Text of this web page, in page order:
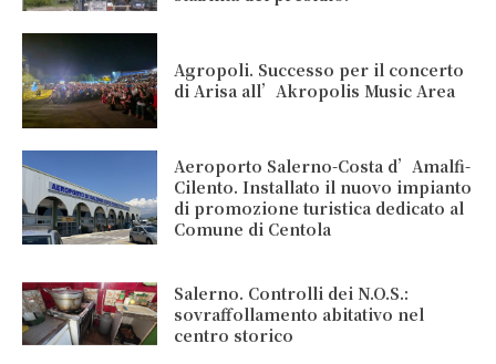
Agropoli. Successo per il concerto
di Arisa all’Akropolis Music Area
Aeroporto Salerno-Costa d’Amalfi-
Cilento. Installato il nuovo impianto
di promozione turistica dedicato al
Comune di Centola
Salerno. Controlli dei N.O.S.:
sovraffollamento abitativo nel
centro storico